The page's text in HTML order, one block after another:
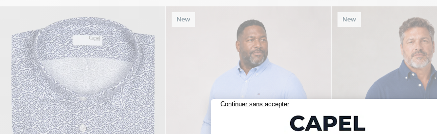
New New